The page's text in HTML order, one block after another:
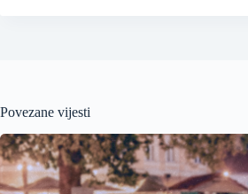
Povezane vijesti